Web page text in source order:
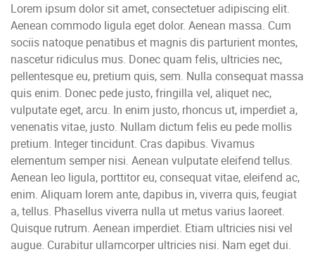
Lorem ipsum dolor sit amet, consectetuer adipiscing elit.
Aenean commodo ligula eget dolor. Aenean massa. Cum
sociis natoque penatibus et magnis dis parturient montes,
nascetur ridiculus mus. Donec quam felis, ultricies nec,
pellentesque eu, pretium quis, sem. Nulla consequat massa
quis enim. Donec pede justo, fringilla vel, aliquet nec,
vulputate eget, arcu. In enim justo, rhoncus ut, imperdiet a,
venenatis vitae, justo. Nullam dictum felis eu pede mollis
pretium. Integer tincidunt. Cras dapibus. Vivamus
elementum semper nisi. Aenean vulputate eleifend tellus.
Aenean leo ligula, porttitor eu, consequat vitae, eleifend ac,
enim. Aliquam lorem ante, dapibus in, viverra quis, feugiat
a, tellus. Phasellus viverra nulla ut metus varius laoreet.
Quisque rutrum. Aenean imperdiet. Etiam ultricies nisi vel
augue. Curabitur ullamcorper ultricies nisi. Nam eget dui.